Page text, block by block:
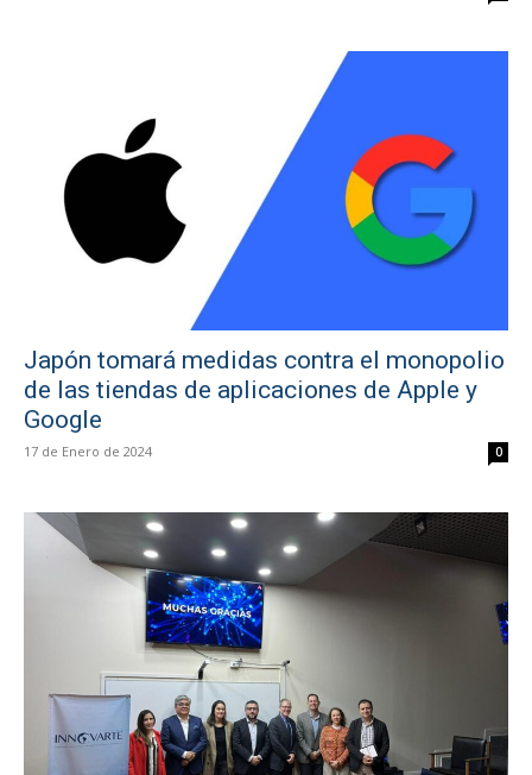
Japón tomará medidas contra el monopolio
de las tiendas de aplicaciones de Apple y
Google
17 de Enero de 2024 0